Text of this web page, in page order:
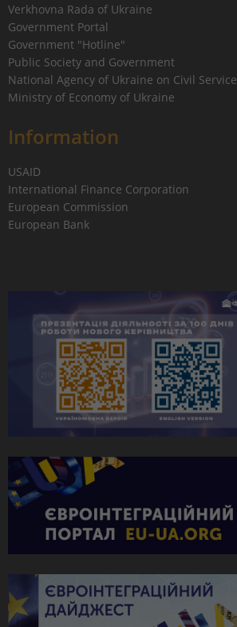
Verkhovna Rada of Ukraine
Government Portal
Government "Hotline"
Public Society and Government
National Agency of Ukraine on Civil Service
Ministry of Economy of Ukraine
Information
USAID
International Finance Corporation
European Commission
European Bank